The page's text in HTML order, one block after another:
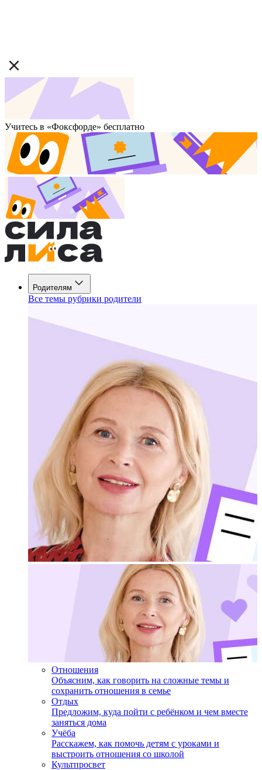
Учитесь в «Фоксфорде» бесплатно
Родителям
Все темы рубрики родители
Отношения
Объясним, как говорить на сложные темы и
сохранить отношения в семье
Отдых
Предложим, куда пойти с ребёнком и чем вместе
заняться дома
Учёба
Расскажем, как помочь детям с уроками и
выстроить отношения со школой
Культпросвет